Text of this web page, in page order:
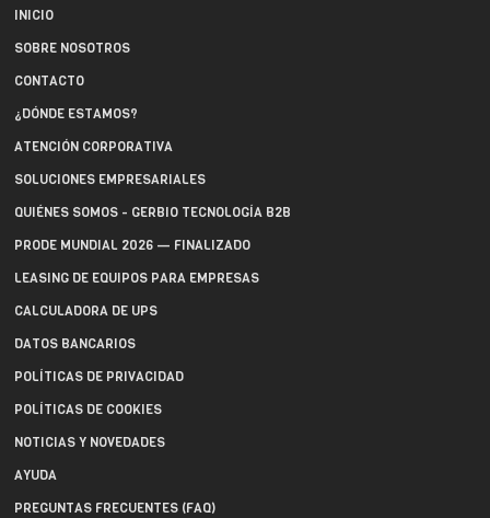
INICIO
SOBRE NOSOTROS
CONTACTO
¿DÓNDE ESTAMOS?
ATENCIÓN CORPORATIVA
SOLUCIONES EMPRESARIALES
QUIÉNES SOMOS - GERBIO TECNOLOGÍA B2B
PRODE MUNDIAL 2026 — FINALIZADO
LEASING DE EQUIPOS PARA EMPRESAS
CALCULADORA DE UPS
DATOS BANCARIOS
POLÍTICAS DE PRIVACIDAD
POLÍTICAS DE COOKIES
NOTICIAS Y NOVEDADES
AYUDA
PREGUNTAS FRECUENTES (FAQ)